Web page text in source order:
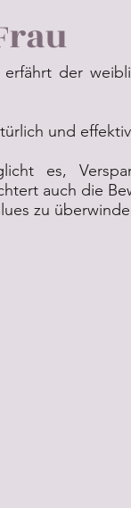
der
und
es,
auch die
zu